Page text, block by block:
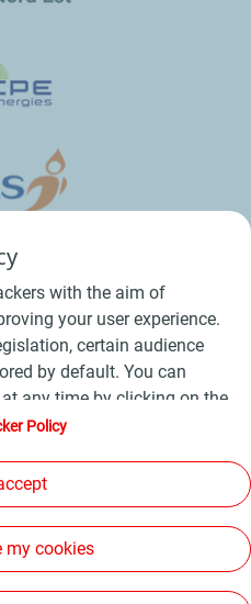
de Vente Bois
Générales d’Utilisation
Plan du site -
TotalEnergies
non conforme
with the aim of
your user experience.
certain audience
by default. You can
any time by clicking on the
clicking on the "Accept"
only the technical cookies
correctly will be used. For
"Personal Data and Tracker
Policy
my cookies